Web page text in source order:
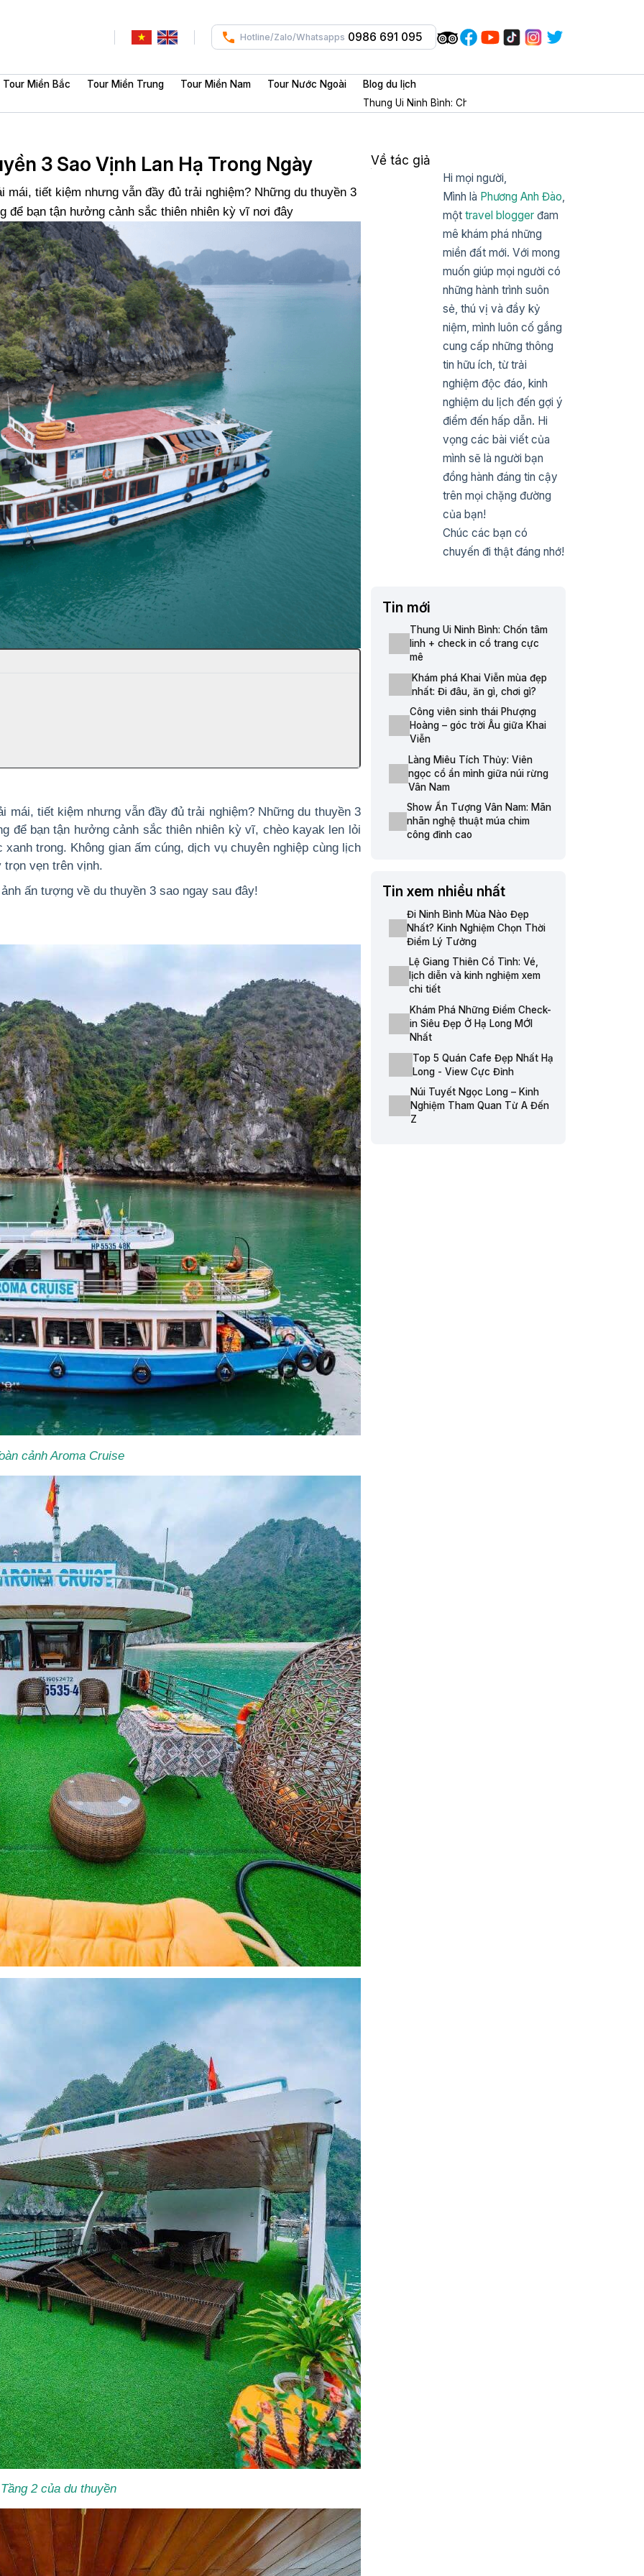
Hotline/Zalo/Whatsapps 0986 691 095
Tour Miền Bắc Tour Miền Trung Tour Miền Nam Tour Nước Ngoài
Blog du lịch
Thung Ui Ninh Bình: Chốn tâm linh + check in cổ trang cực
3 Sao Vịnh Lan Hạ Trong Ngày
mái, tiết kiệm nhưng vẫn đầy đủ trải nghiệm? Những du thuyền 3
để bạn tận hưởng cảnh sắc thiên nhiên kỳ vĩ nơi đây
mái, tiết kiệm nhưng vẫn đầy đủ trải nghiệm? Những du thuyền 3
để bạn tận hưởng cảnh sắc thiên nhiên kỳ vĩ, chèo kayak len lỏi
trong. Không gian ấm cúng, dịch vụ chuyên nghiệp cùng lịch
trọn vẹn trên vịnh.
ấn tượng về du thuyền 3 sao ngay sau đây!
cảnh Aroma Cruise
Tầng 2 của du thuyền
Về tác giả
Hi mọi người,
Mình là Phương Anh Đào
một travel blogger đam
mê khám phá những
miền đất mới. Với mong
muốn giúp mọi người có
những hành trình suôn
sẻ, thú vị và đầy kỷ
niệm, mình luôn cố gắng
cung cấp những thông
tin hữu ích, từ trải
nghiệm độc đáo, kinh
nghiệm du lịch đến gợi ý
điểm đến hấp dẫn. Hi
vọng các bài viết của
mình sẽ là người bạn
đồng hành đáng tin cậy
trên mọi chặng đường
của bạn!
Chúc các bạn có
chuyến đi thật đáng nhớ!
Tin mới
Thung Ui Ninh Bình: Chốn tâm
linh + check in cổ trang cực
mê
Khám phá Khai Viễn mùa đẹp
nhất: Đi đâu, ăn gì, chơi gì?
Công viên sinh thái Phượng
Hoàng – góc trời Âu giữa Khai
Viễn
Làng Miêu Tích Thủy: Viên
ngọc cổ ẩn mình giữa núi rừng
Vân Nam
Show Ấn Tượng Vân Nam: Mãn
nhãn nghệ thuật múa chim
công đỉnh cao
Tin xem nhiều nhất
Đi Ninh Bình Mùa Nào Đẹp
Nhất? Kinh Nghiệm Chọn Thời
Điểm Lý Tưởng
Lệ Giang Thiên Cổ Tình: Vé,
lịch diễn và kinh nghiệm xem
chi tiết
Khám Phá Những Điểm Check-
in Siêu Đẹp Ở Hạ Long MỚI
Nhất
Top 5 Quán Cafe Đẹp Nhất Hạ
Long - View Cực Đỉnh
Núi Tuyết Ngọc Long – Kinh
Nghiệm Tham Quan Từ A Đến
Z